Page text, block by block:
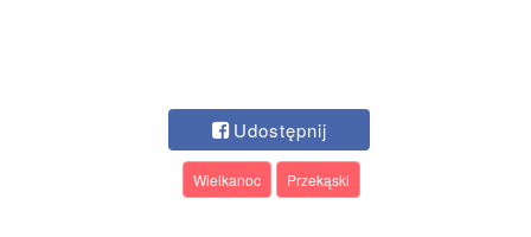
Udostępnij
Wielkanoc Przekąski